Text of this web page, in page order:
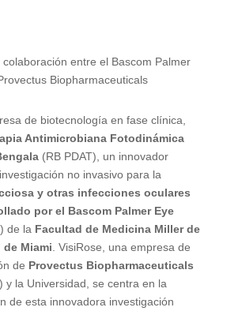
entre el Bascom Palmer
Biopharmaceuticals
de biotecnología en fase clínica,
Antimicrobiana Fotodinámica
(RB PDAT), un innovador
no invasivo para la
y otras infecciones oculares
por el Bascom Palmer Eye
de la Facultad de Medicina Miller de
de Miami . VisiRose, una empresa de
de Provectus Biopharmaceuticals
y la Universidad, se centra en la
de esta innovadora investigación